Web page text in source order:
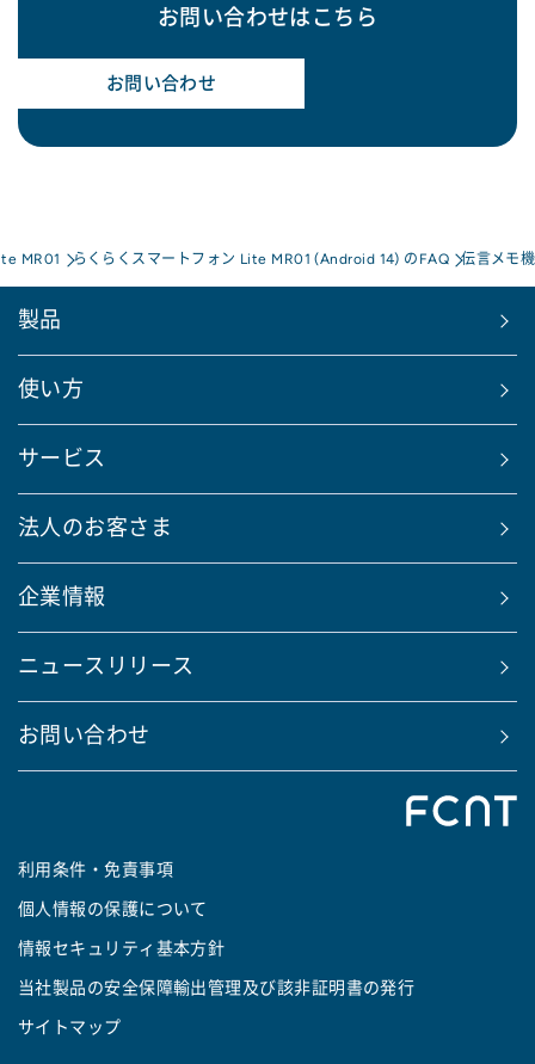
お問い合わせはこちら
お問い合わせ
MR01 らくらくスマートフォン Lite MR01 (Android 14) のFAQ 伝言メモ
製品
使い方
サービス
法人のお客さま
企業情報
ニュースリリース
お問い合わせ
利用条件・免責事項
個人情報の保護について
情報セキュリティ基本方針
当社製品の安全保障輸出管理及び該非証明書の発行
サイトマップ